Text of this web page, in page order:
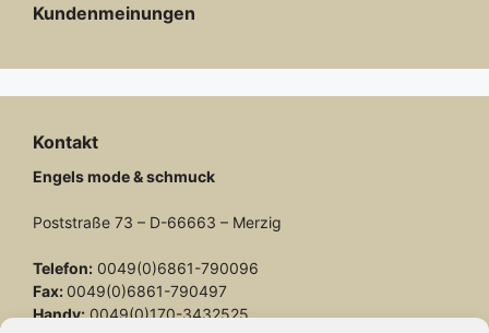
Kundenmeinungen
Kontakt
Engels mode & schmuck
Poststraße 73 – D-66663 – Merzig
Telefon: 0049(0)6861-790096
Fax: 0049(0)6861-790497
Handy:0049(0)170-3432525